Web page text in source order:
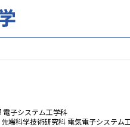
電子システム工学科
端科学技術研究科 電気電子システム